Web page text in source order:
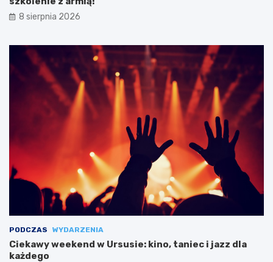
8 sierpnia 2026
PODCZAS WYDARZENIA
Ciekawy weekend w Ursusie: kino, taniec i jazz dla
każdego